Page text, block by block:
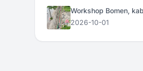
Workshop Bomen,
2026-10-01